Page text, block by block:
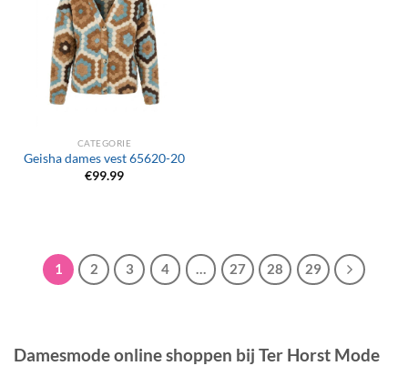
CATEGORIE
Geisha dames vest 65620-20
€99.99
1 2 3 4 … 27 28 29
Damesmode online shoppen bij Ter Horst Mode